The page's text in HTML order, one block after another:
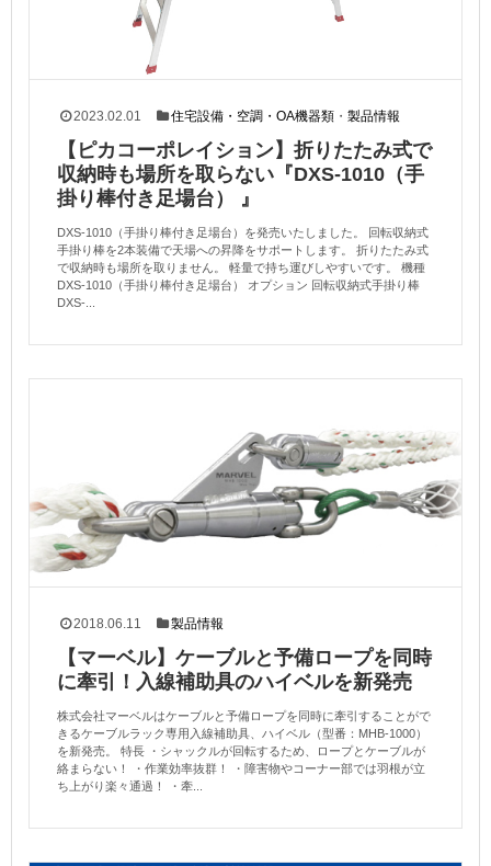
2023.02.01 住宅設備・空調・OA機器類 ・製品情報
【ピカコーポレイション】折りたたみ式で
収納時も場所を取らない『DXS-1010（手
掛り棒付き足場台） 』
DXS-1010（手掛り棒付き足場台）を発売いたしました。 回転収納式
手掛り棒を2本装備で天場への昇降をサポートします。 折りたたみ式
で収納時も場所を取りません。 軽量で持ち運びしやすいです。 機種
DXS-1010（手掛り棒付き足場台） オプション 回転収納式手掛り棒
DXS-...
2018.06.11 製品情報
【マーベル】ケーブルと予備ロープを同時
に牽引！入線補助具のハイベルを新発売
株式会社マーベルはケーブルと予備ロープを同時に牽引することがで
きるケーブルラック専用入線補助具、ハイベル（型番：MHB-1000）
を新発売。 特長 ・シャックルが回転するため、ロープとケーブルが
絡まらない！ ・作業効率抜群！ ・障害物やコーナー部では羽根が立
ち上がり楽々通過！ ・牽...